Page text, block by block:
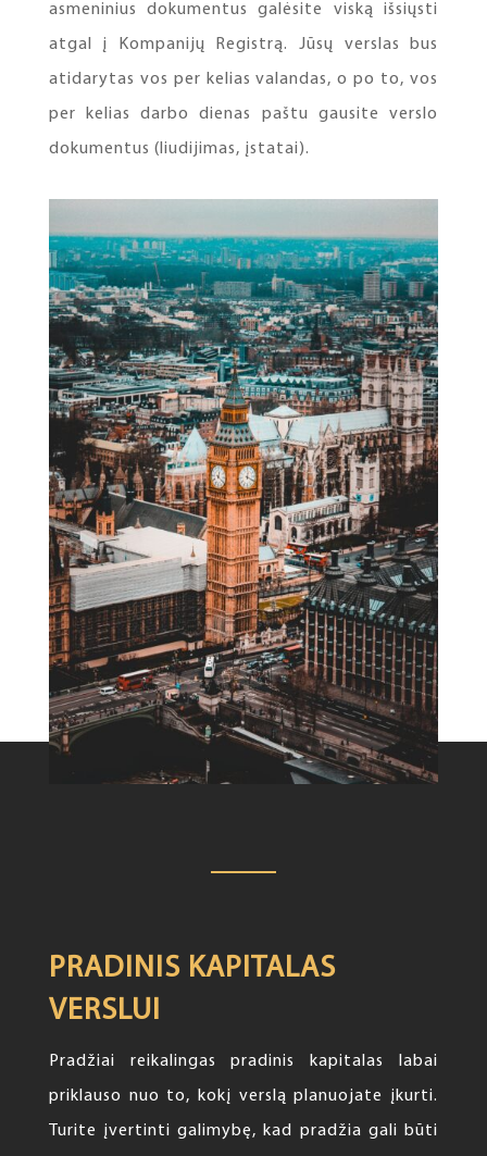
asmeninius dokumentus galėsite viską išsiųsti
atgal į Kompanijų Registrą. Jūsų verslas bus
atidarytas vos per kelias valandas, o po to, vos
per kelias darbo dienas paštu gausite verslo
dokumentus (liudijimas, įstatai).
PRADINIS KAPITALAS
VERSLUI
Pradžiai reikalingas pradinis kapitalas labai
priklauso nuo to, kokį verslą planuojate įkurti.
Turite įvertinti galimybę, kad pradžia gali būti